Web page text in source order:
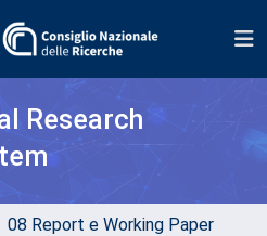
Research
08 Report e Working Paper